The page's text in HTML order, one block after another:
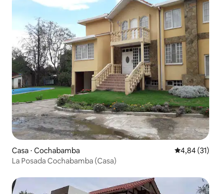
Casa ⋅ Cochabamba 4,84 de uma
4,84 (31)
La Posada Cochabamba (Casa)